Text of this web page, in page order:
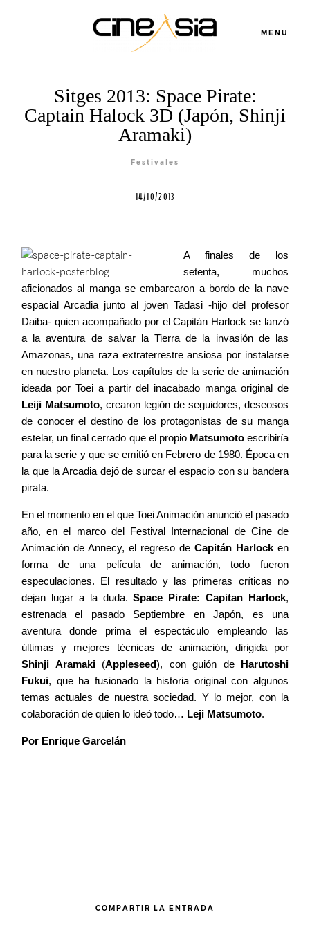
MENU
Sitges 2013: Space Pirate:
Captain Halock 3D (Japón, Shinji
Aramaki)
Festivales
14/10/2013
A finales de los
setenta, muchos
aficionados al manga se embarcaron a bordo de la nave
espacial Arcadia junto al joven Tadasi -hijo del profesor
Daiba- quien acompañado por el Capitán Harlock se lanzó
a la aventura de salvar la Tierra de la invasión de las
Amazonas, una raza extraterrestre ansiosa por instalarse
en nuestro planeta. Los capítulos de la serie de animación
ideada por Toei a partir del inacabado manga original de
Leiji Matsumoto, crearon legión de seguidores, deseosos
de conocer el destino de los protagonistas de su manga
estelar, un final cerrado que el propio Matsumotoescribiría
para la serie y que se emitió en Febrero de 1980. Época en
la que la Arcadia dejó de surcar el espacio con su bandera
pirata.
En el momento en el que Toei Animación anunció el pasado
año, en el marco del Festival Internacional de Cine de
Animación de Annecy, el regreso de Capitán Harlock en
forma de una película de animación, todo fueron
especulaciones. El resultado y las primeras críticas no
dejan lugar a la duda.Space Pirate: Capitan Harlock,
estrenada el pasado Septiembre en Japón, es una
aventura donde prima el espectáculo empleando las
últimas y mejores técnicas de animación, dirigida por
Shinji Aramaki(Appleseed), con guión de Harutoshi
Fukui, que ha fusionado la historia original con algunos
temas actuales de nuestra sociedad. Y lo mejor, con la
colaboración de quien lo ideó todo… Leji Matsumoto.
Por Enrique Garcelán
COMPARTIR LA ENTRADA
Cursos
Agenda
Contacto
©2026 COPYRIGHT FLOTHEMES